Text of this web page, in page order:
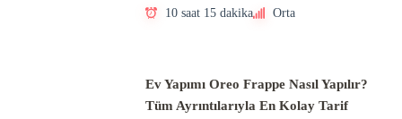
10 saat 15 dakika Orta
Ev Yapımı Oreo Frappe Nasıl Yapılır?
Tüm Ayrıntılarıyla En Kolay Tarif